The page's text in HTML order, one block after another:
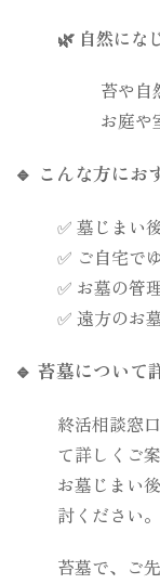
🌿 自然にな
苔や自
お庭や
🔹 こんな方にお
✅ 墓じまい
✅ ご自宅で
✅ お墓の管
✅ 遠方のお
🔹 苔墓について
終活相談窓
て詳しくご
お墓じまい
討ください。
苔墓で、ご